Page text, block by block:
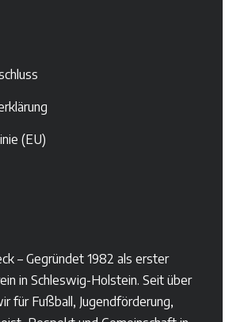
(EU)
– Gegründet 1982 als erster
in Schleswig-Holstein. Seit über
für Fußball, Jugendförderung,